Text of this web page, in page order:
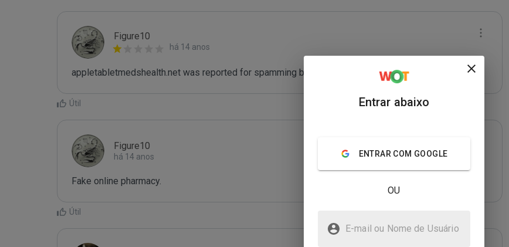
Figure10
há 14 anos
appletabletmedshealth.net was reported for spamming by *****
Útil
Figure10
há 14 anos
Fake online pharmacy.
Útil
Entrar abaixo
ENTRAR COM GOOGLE
OU
E-mail ou Nome de Usuário